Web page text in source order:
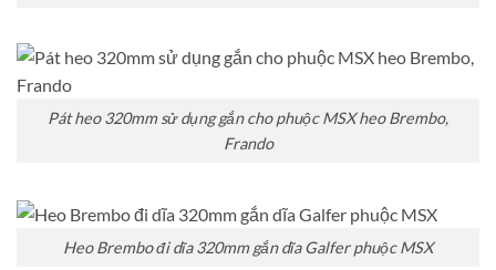
Pát heo 320mm sử dụng gắn cho phuộc MSX heo Brembo,
Frando
Heo Brembo đi dĩa 320mm gắn dĩa Galfer phuộc MSX